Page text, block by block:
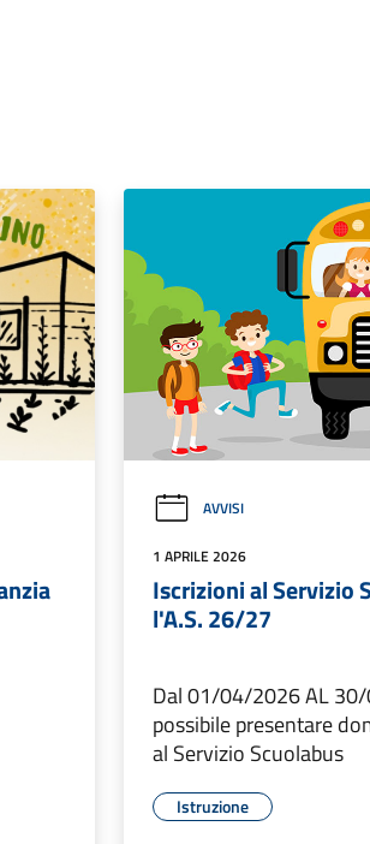
AVVISI
1 APRILE 2026
Iscrizioni al Servizio
l'A.S. 26/27
Dal 01/04/2026 AL
possibile presentare
al Servizio Scuolabus
Istruzione